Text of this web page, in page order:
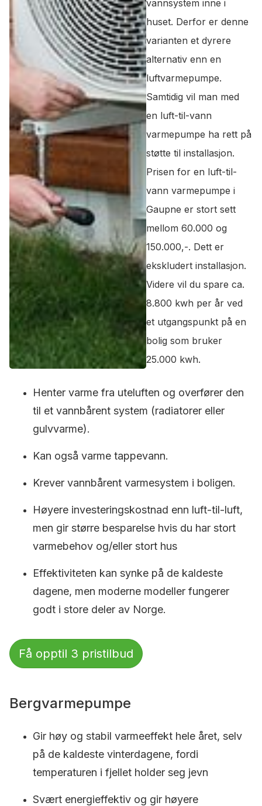
vannsystem inne i
huset. Derfor er denne
varianten et dyrere
alternativ enn en
luftvarmepumpe.
Samtidig vil man med
en luft-til-vann
varmepumpe ha rett på
støtte til installasjon.
Prisen for en luft-til-
vann varmepumpe i
Gaupne er stort sett
mellom 60.000 og
150.000,-. Dett er
ekskludert installasjon.
Videre vil du spare ca.
8.800 kwh per år ved
et utgangspunkt på en
bolig som bruker
25.000 kwh.
Henter varme fra uteluften og overfører den
til et vannbårent system (radiatorer eller
gulvvarme).
Kan også varme tappevann.
Krever vannbårent varmesystem i boligen.
Høyere investeringskostnad enn luft-til-luft,
men gir større besparelse hvis du har stort
varmebehov og/eller stort hus
Effektiviteten kan synke på de kaldeste
dagene, men moderne modeller fungerer
godt i store deler av Norge.
Få opptil 3 pristilbud
Bergvarmepumpe
Gir høy og stabil varmeeffekt hele året, selv
på de kaldeste vinterdagene, fordi
temperaturen i fjellet holder seg jevn
Svært energieffektiv og gir høyere